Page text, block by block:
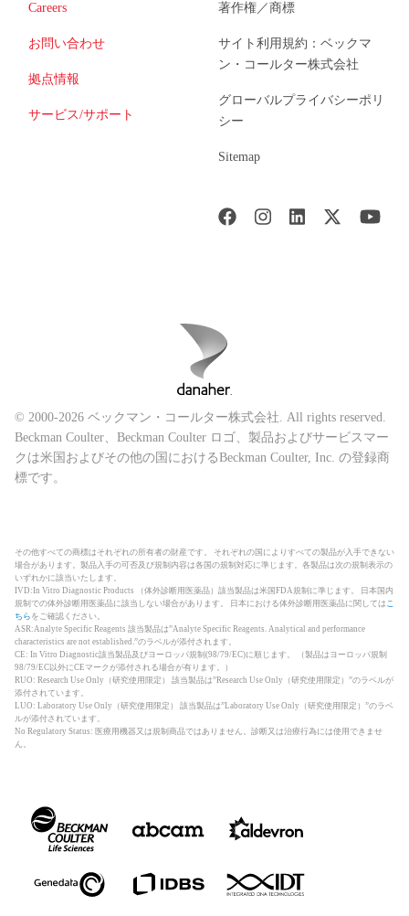
Careers
お問い合わせ
拠点情報
サービス/サポート
著作権／商標
サイト利用規約：ベックマ
ン・コールター株式会社
グローバルプライバシーポリ
シー
Sitemap
© 2000-2026 ベックマン・コールター株式会社. All rights reserved.
Beckman Coulter、Beckman Coulter ロゴ、製品およびサービスマー
クは米国およびその他の国におけるBeckman Coulter, Inc. の登録商
標です。
その他すべての商標はそれぞれの所有者の財産です。 それぞれの国によりすべての製品が入手できない
場合があります。製品入手の可否及び規制内容は各国の規制対応に準じます。各製品は次の規制表示の
いずれかに該当いたします。
IVD:In Vitro Diagnostic Products （体外診断用医薬品）該当製品は米国FDA規制に準じます。 日本国内
規制での体外診断用医薬品に該当しない場合があります。 日本における体外診断用医薬品に関しては こ
ちら をご確認ください。
ASR:Analyte Specific Reagents 該当製品は”Analyte Specific Reagents. Analytical and performance
characteristics are not established.”のラベルが添付されます。
CE: In Vitro Diagnostic該当製品及びヨーロッパ規制(98/79/EC)に順じます。 （製品はヨーロッパ規制
98/79/EC以外にCEマークが添付される場合が有ります。）
RUO: Research Use Only（研究使用限定） 該当製品は”Research Use Only（研究使用限定）”のラベルが
添付されています。
LUO: Laboratory Use Only（研究使用限定） 該当製品は”Laboratory Use Only（研究使用限定）”のラベ
ルが添付されています。
No Regulatory Status: 医療用機器又は規制商品ではありません。診断又は治療行為には使用できませ
ん。